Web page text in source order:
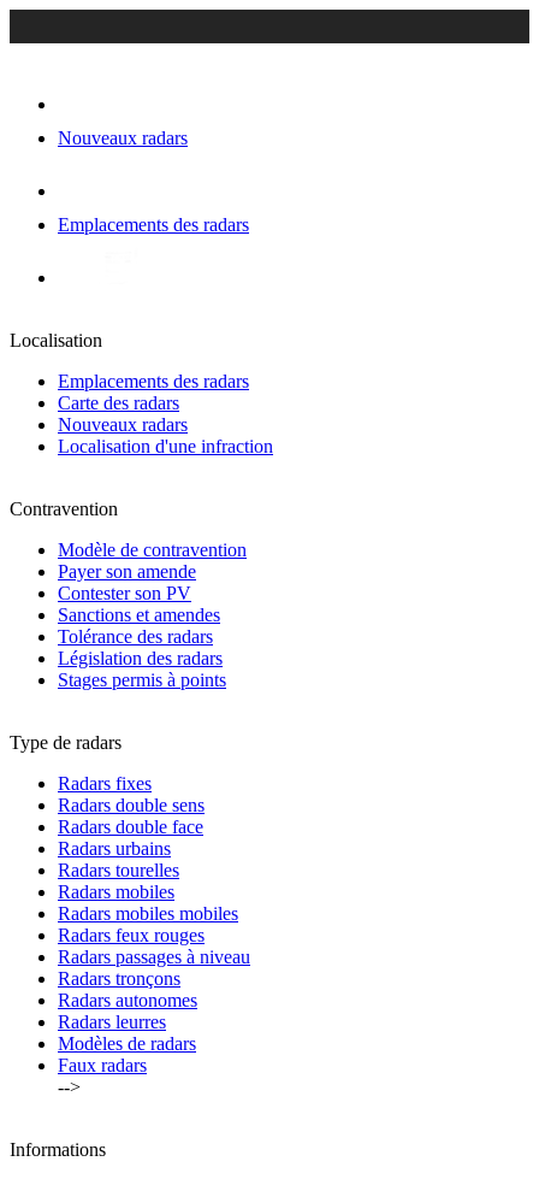
Nouveaux radars
Emplacements des radars
Localisation
Emplacements des radars
Carte des radars
Nouveaux radars
Localisation d'une infraction
Contravention
Modèle de contravention
Payer son amende
Contester son PV
Sanctions et amendes
Tolérance des radars
Législation des radars
Stages permis à points
Type de radars
Radars fixes
Radars double sens
Radars double face
Radars urbains
Radars tourelles
Radars mobiles
Radars mobiles mobiles
Radars feux rouges
Radars passages à niveau
Radars tronçons
Radars autonomes
Radars leurres
Modèles de radars
Faux radars
-->
Informations